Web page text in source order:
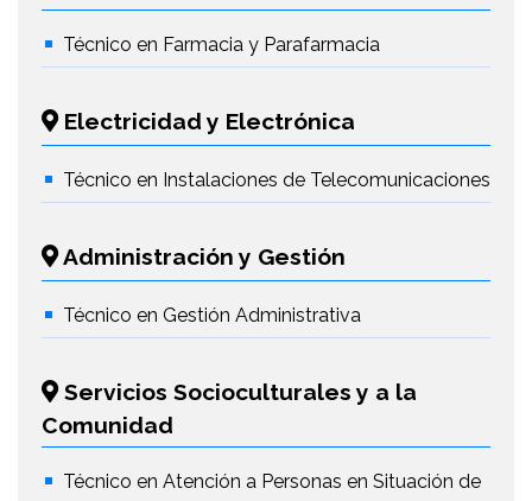
Técnico en Farmacia y Parafarmacia
Electricidad y Electrónica
Técnico en Instalaciones de Telecomunicaciones
Administración y Gestión
Técnico en Gestión Administrativa
Servicios Socioculturales y a la
Comunidad
Técnico en Atención a Personas en Situación de